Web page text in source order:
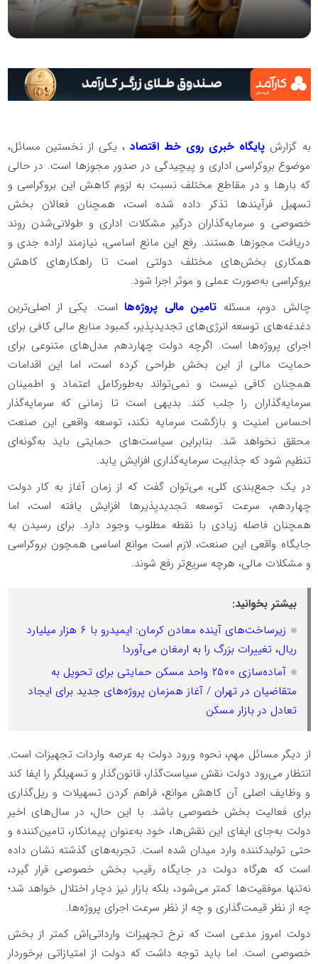
به گزارش پایگاه خبری روی خط اقتصاد، یکی از نخستین مسائل،
موضوع بروکراسی اداری و پیچیدگی در صدور مجوزها است. در حالی‌
که بارها و در مقاطع مختلف نسبت به لزوم کاهش این بروکراسی و
تسهیل فرآیندها تذکر داده شده است، همچنان فعالان بخش
خصوصی و سرمایه‌گذاران درگیر مشکلات اداری و طولانی‌شدن روند
دریافت مجوزها هستند. رفع این مانع اساسی، نیازمند اراده جدی و
همکاری بخش‌های مختلف دولتی است تا راهکارهای کاهش
بروکراسی به‌صورت عملی و موثر اجرا شود.
چالش دوم، مسئله تامین مالی پروژه‌هااست. یکی از اصلی‌ترین
دغدغه‌های توسعه انرژی‌های تجدیدپذیر، کمبود منابع مالی کافی برای
اجرای پروژه‌ها است. اگرچه دولت چهاردهم مدل‌های متنوعی برای
حمایت مالی از این بخش طراحی کرده است، اما این اقدامات
همچنان کافی نیست و نمی‌تواند به‌طورکامل اعتماد و اطمینان
سرمایه‌گذاران را جلب کند. بدیهی است تا زمانی که سرمایه‌گذار
احساس امنیت و بازگشت سرمایه نکند، توسعه واقعی این صنعت
محقق نخواهد شد. بنابراین سیاست‌های حمایتی باید به‌گونه‌ای
تنظیم شود که جذابیت سرمایه‌گذاری افزایش یابد.
در یک جمع‌بندی کلی، می‌توان گفت که از زمان آغاز به کار دولت
چهاردهم، سرعت توسعه تجدیدپذیرها افزایش یافته است، اما
همچنان فاصله زیادی با نقطه مطلوب وجود دارد. برای رسیدن به
جایگاه واقعی این صنعت، لازم است موانع اساسی همچون بروکراسی
و مشکلات مالی، هرچه سریع‌تر رفع شوند.
بیشتر بخوانید:
زیرساخت‌های آینده معادن کرمان: ایمیدرو با ۶ هزار میلیارد
ریال، تغییرات بزرگ را به ارمغان می‌آورد!
آماده‌سازی ۲۵۰۰ واحد مسکن حمایتی برای تحویل به
متقاضیان در تهران / آغاز همزمان پروژه‌های جدید برای ایجاد
تعادل در بازار مسکن
از دیگر مسائل مهم، نحوه ورود دولت به عرصه واردات تجهیزات است.
انتظار می‌رود دولت نقش سیاست‌گذار، قانون‌گذار و تسهیلگر را ایفا کند
و وظایف اصلی آن کاهش موانع، فراهم‌ کردن تسهیلات و ریل‌گذاری
برای فعالیت بخش خصوصی باشد. با این حال، در سال‌های اخیر
دولت به‌جای ایفای این نقش‌ها، خود به‌عنوان پیمانکار، تامین‌کننده و
حتی تولیدکننده وارد میدان شده است. تجربه‌های گذشته نشان داده
است که هرگاه دولت در جایگاه رقیب بخش خصوصی قرار گیرد،
نه‌تنها موفقیت‌ها کمتر می‌شود، بلکه بازار نیز دچار اختلال خواهد شد؛
چه از نظر قیمت‌گذاری و چه از نظر سرعت اجرای پروژه‌ها.
دولت امروز مدعی است که نرخ تجهیزات وارداتی‌اش کمتر از بخش
خصوصی است. اما باید توجه داشت که دولت از امتیازاتی برخوردار